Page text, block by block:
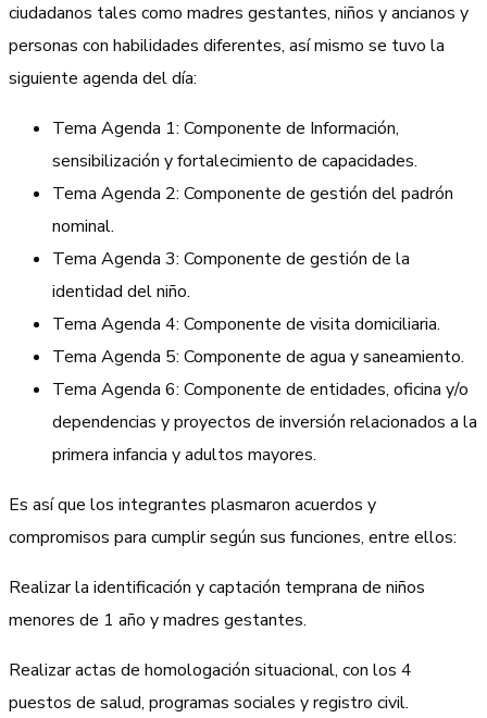
ciudadanos tales como madres gestantes, niños y ancianos y
personas con habilidades diferentes, así mismo se tuvo la
siguiente agenda del día:
Tema Agenda 1: Componente de Información,
sensibilización y fortalecimiento de capacidades.
Tema Agenda 2: Componente de gestión del padrón
nominal.
Tema Agenda 3: Componente de gestión de la
identidad del niño.
Tema Agenda 4: Componente de visita domiciliaria.
Tema Agenda 5: Componente de agua y saneamiento.
Tema Agenda 6: Componente de entidades, oficina y/o
dependencias y proyectos de inversión relacionados a la
primera infancia y adultos mayores.
Es así que los integrantes plasmaron acuerdos y
compromisos para cumplir según sus funciones, entre ellos:
Realizar la identificación y captación temprana de niños
menores de 1 año y madres gestantes.
Realizar actas de homologación situacional, con los 4
puestos de salud, programas sociales y registro civil.